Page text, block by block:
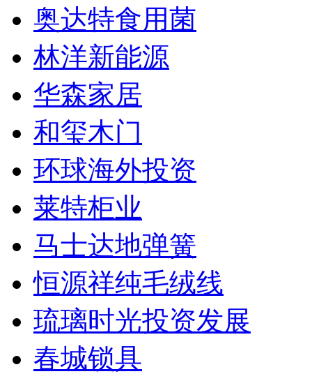
奥达特食用菌
林洋新能源
华森家居
和玺木门
环球海外投资
莱特柜业
马士达地弹簧
恒源祥纯毛绒线
琉璃时光投资发展
春城锁具